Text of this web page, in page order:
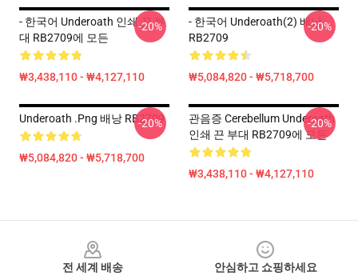
- 한국어 Underoath 인쇄 끈 부
대 RB2709에 모든
₩3,438,110 - ₩4,127,110
-20%
- 한국어 Underoath(2) 배낭
RB2709
₩5,084,820 - ₩5,718,700
-20%
Underoath .png 배낭 RB2709
₩5,084,820 - ₩5,718,700
-20%
관음증 Cerebellum Underoath
인쇄 끈 부대 RB2709에 모든
₩3,438,110 - ₩4,127,110
-20%
전 세계 배송
안심하고 쇼핑하세요